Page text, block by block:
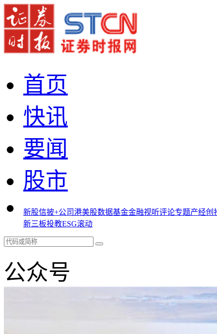
首页
快讯
要闻
股市
新股信披+公司港美股数据基金金融视听评论专题产经创
新三板投教ESG滚动
公众号